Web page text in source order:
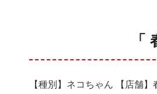
【種別】ネコちゃん 【店舗】